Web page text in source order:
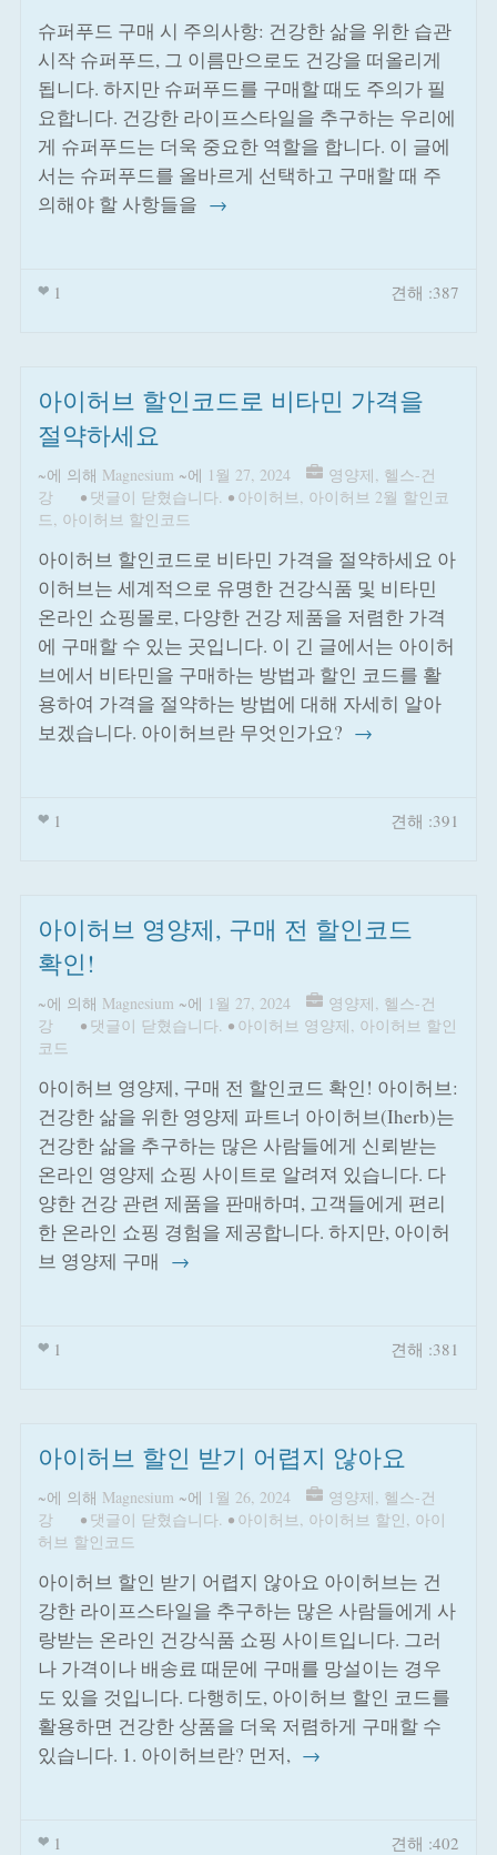
슈퍼푸드 구매 시 주의사항: 건강한 삶을 위한 습관
시작 슈퍼푸드, 그 이름만으로도 건강을 떠올리게
됩니다. 하지만 슈퍼푸드를 구매할 때도 주의가 필
요합니다. 건강한 라이프스타일을 추구하는 우리에
게 슈퍼푸드는 더욱 중요한 역할을 합니다. 이 글에
서는 슈퍼푸드를 올바르게 선택하고 구매할 때 주
의해야 할 사항들을 →
1 견해 :387
아이허브 할인코드로 비타민 가격을
절약하세요
~에 의해 Magnesium ~에 1월 27, 2024 영양제, 헬스-건
강
• 댓글이 닫혔습니다. • 아이허브, 아이허브 2월 할인코
드, 아이허브 할인코드
아이허브 할인코드로 비타민 가격을 절약하세요 아
이허브는 세계적으로 유명한 건강식품 및 비타민
온라인 쇼핑몰로, 다양한 건강 제품을 저렴한 가격
에 구매할 수 있는 곳입니다. 이 긴 글에서는 아이허
브에서 비타민을 구매하는 방법과 할인 코드를 활
용하여 가격을 절약하는 방법에 대해 자세히 알아
보겠습니다. 아이허브란 무엇인가요? →
1 견해 :391
아이허브 영양제, 구매 전 할인코드
확인!
~에 의해 Magnesium ~에 1월 27, 2024 영양제, 헬스-건
강
• 댓글이 닫혔습니다. • 아이허브 영양제, 아이허브 할인
코드
아이허브 영양제, 구매 전 할인코드 확인! 아이허브:
건강한 삶을 위한 영양제 파트너 아이허브(Iherb)는
건강한 삶을 추구하는 많은 사람들에게 신뢰받는
온라인 영양제 쇼핑 사이트로 알려져 있습니다. 다
양한 건강 관련 제품을 판매하며, 고객들에게 편리
한 온라인 쇼핑 경험을 제공합니다. 하지만, 아이허
브 영양제 구매 →
1 견해 :381
아이허브 할인 받기 어렵지 않아요
~에 의해 Magnesium ~에 1월 26, 2024 영양제, 헬스-건
강
• 댓글이 닫혔습니다. • 아이허브, 아이허브 할인, 아이
허브 할인코드
아이허브 할인 받기 어렵지 않아요 아이허브는 건
강한 라이프스타일을 추구하는 많은 사람들에게 사
랑받는 온라인 건강식품 쇼핑 사이트입니다. 그러
나 가격이나 배송료 때문에 구매를 망설이는 경우
도 있을 것입니다. 다행히도, 아이허브 할인 코드를
활용하면 건강한 상품을 더욱 저렴하게 구매할 수
있습니다. 1. 아이허브란? 먼저, →
1 견해 :402